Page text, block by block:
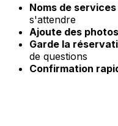
Noms de
s'attendre
Ajoute des photos
Garde la
de questions
Confirmation